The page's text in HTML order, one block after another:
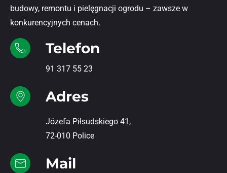
budowy, remontu i pielęgnacji ogrodu – zawsze w
konkurencyjnych cenach.
Telefon
91 317 55 23
Adres
Józefa Piłsudskiego 41,
72-010 Police
Mail